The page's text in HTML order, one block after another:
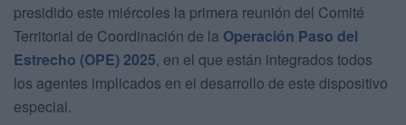
presidido este miércoles la primera reunión del Comité
Territorial de Coordinación de la Operación Paso del
Estrecho (OPE) 2025, en el que están integrados todos
los agentes implicados en el desarrollo de este dispositivo
especial.